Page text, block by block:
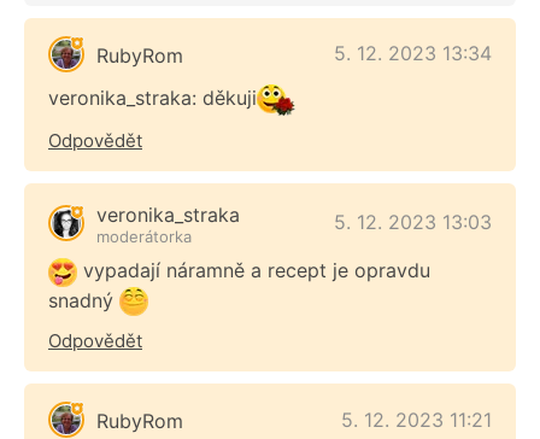
RubyRom
5. 12. 2023 13:34
veronika_straka: děkuji
Odpovědět
veronika_straka
moderátorka
5. 12. 2023 13:03
vypadají náramně a recept je opravdu
snadný
Odpovědět
RubyRom 5. 12. 2023 11:21